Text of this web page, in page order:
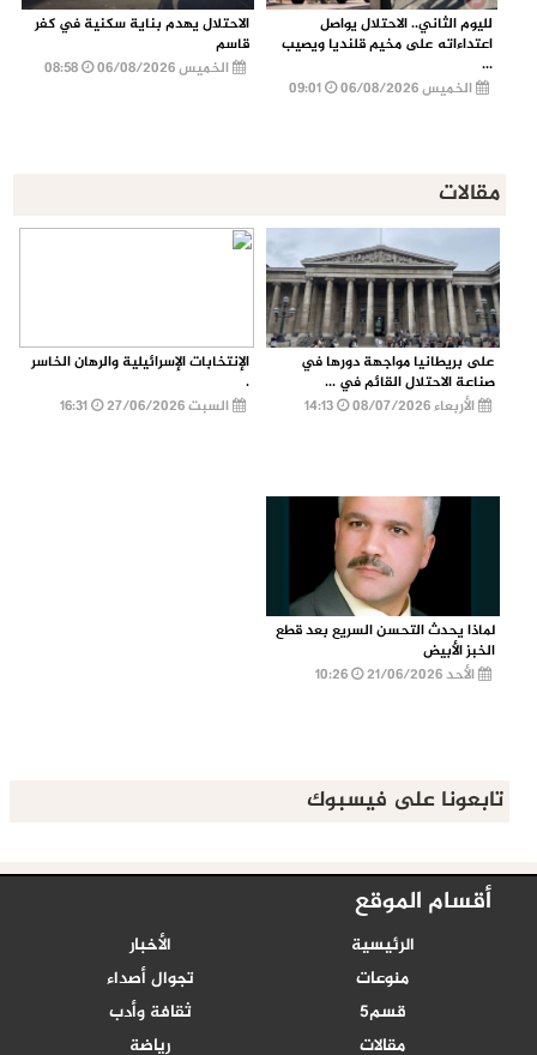
لليوم الثاني.. الاحتلال يواصل
اعتداءاته على مخيم قلنديا ويصيب
...
الخميس 06/08/2026
الاحتلال يهدم بناية سكنية في كفر
قاسم
الخميس 06/08/2026
08:58
مقالات
على بريطانيا مواجهة دورها في
صناعة الاحتلال القائم في ...
الأربعاء 08/07/2026
الإنتخابات الإسرائيلية والرهان الخاسر
.
السبت 27/06/2026
16:31
لماذا يحدث التحسن السريع بعد قطع
الخبز الأبيض
الأحد 21/06/2026
تابعونا على فيسبوك
أقسام الموقع
الرئيسية
الأخبار
منوعات
تجوال أصداء
قسم5
ثقافة وأدب
مقالات
رياضة